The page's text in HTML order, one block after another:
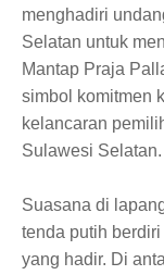
menghadiri
Selatan untuk
Mantap Praja
simbol komitmen
kelancaran
Sulawesi Selatan.
Suasana di
tenda putih
yang hadir. Di